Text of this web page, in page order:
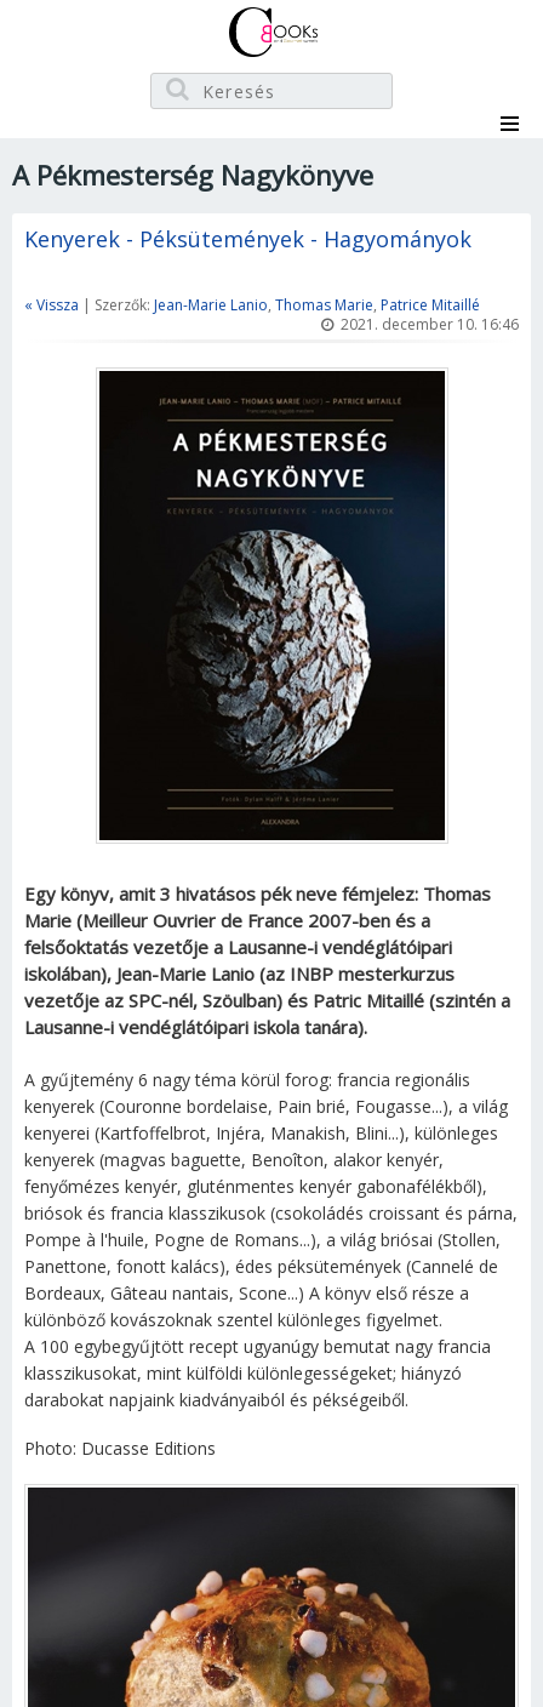
A Pékmesterség Nagykönyve
Kenyerek - Péksütemények - Hagyományok
« Vissza | Szerzők: Jean-Marie Lanio, Thomas Marie, Patrice Mitaillé
2021. december 10. 16:46
Egy könyv, amit 3 hivatásos pék neve fémjelez: Thomas
Marie (Meilleur Ouvrier de France 2007-ben és a
felsőoktatás vezetője a Lausanne-i vendéglátóipari
iskolában), Jean-Marie Lanio (az INBP mesterkurzus
vezetője az SPC-nél, Szöulban) és Patric Mitaillé (szintén a
Lausanne-i vendéglátóipari iskola tanára).
A gyűjtemény 6 nagy téma körül forog: francia regionális
kenyerek (Couronne bordelaise, Pain brié, Fougasse...), a világ
kenyerei (Kartfoffelbrot, Injéra, Manakish, Blini...), különleges
kenyerek (magvas baguette, Benoîton, alakor kenyér,
fenyőmézes kenyér, gluténmentes kenyér gabonafélékből),
briósok és francia klasszikusok (csokoládés croissant és párna,
Pompe à l'huile, Pogne de Romans...), a világ briósai (Stollen,
Panettone, fonott kalács), édes péksütemények (Cannelé de
Bordeaux, Gâteau nantais, Scone...) A könyv első része a
különböző kovászoknak szentel különleges figyelmet.
A 100 egybegyűjtött recept ugyanúgy bemutat nagy francia
klasszikusokat, mint külföldi különlegességeket; hiányzó
darabokat napjaink kiadványaiból és pékségeiből.
Photo: Ducasse Editions